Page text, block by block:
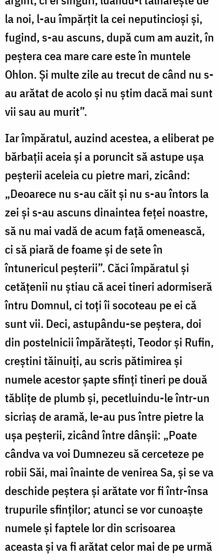
la noi, l-au împărțit la cei neputincioși și,
fugind, s-au ascuns, după cum am auzit, în
peștera cea mare care este în muntele
Ohlon. Și multe zile au trecut de când nu s-
au arătat de acolo și nu știm dacă mai sunt
vii sau au murit”.
Iar împăratul, auzind acestea, a eliberat pe
bărbații aceia și a poruncit să astupe ușa
peșterii aceleia cu pietre mari, zicând:
„Deoarece nu s-au căit și nu s-au întors la
zei și s-au ascuns dinaintea feței noastre,
să nu mai vadă de acum față omenească,
ci să piară de foame și de sete în
întunericul peșterii”. Căci împăratul și
cetățenii nu știau că acei tineri adormiseră
întru Domnul, ci toți îi socoteau pe ei că
sunt vii. Deci, astupându-se peștera, doi
din postelnicii împărătești, Teodor și Rufin,
creștini tăinuiți, au scris pătimirea și
numele acestor șapte sfinți tineri pe două
tăblițe de plumb și, pecetluindu-le într-un
sicriaș de aramă, le-au pus între pietre la
ușa peșterii, zicând între dânșii: „Poate
cândva va voi Dumnezeu să cerceteze pe
robii Săi, mai înainte de venirea Sa, și se va
deschide peștera și arătate vor fi într-însa
trupurile sfinților; atunci se vor cunoaște
numele și faptele lor din scrisoarea
aceasta și va fi arătat celor mai de pe urmă